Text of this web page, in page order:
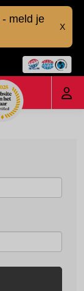
- meld je
X